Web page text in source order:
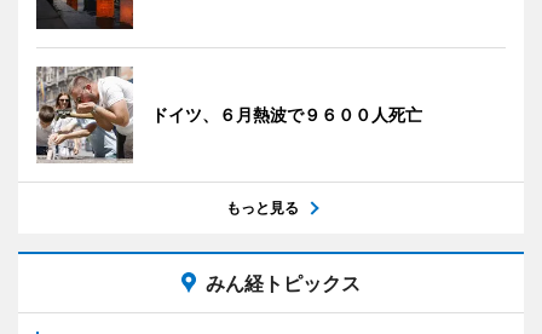
ドイツ、６月熱波で９６００人死亡
もっと見る
みん経トピックス